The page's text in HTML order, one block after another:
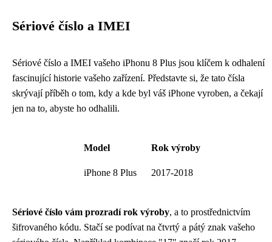
Sériové číslo a IMEI
Sériové číslo a IMEI vašeho iPhonu 8 Plus jsou klíčem k odhalení
fascinující historie vašeho zařízení. Představte si, že tato čísla
skrývají příběh o tom, kdy a kde byl váš iPhone vyroben, a čekají
jen na to, abyste ho odhalili.
Model Rok výroby
iPhone 8 Plus 2017-2018
Sériové číslo vám prozradí rok výroby, a to prostřednictvím
šifrovaného kódu. Stačí se podívat na čtvrtý a pátý znak vašeho